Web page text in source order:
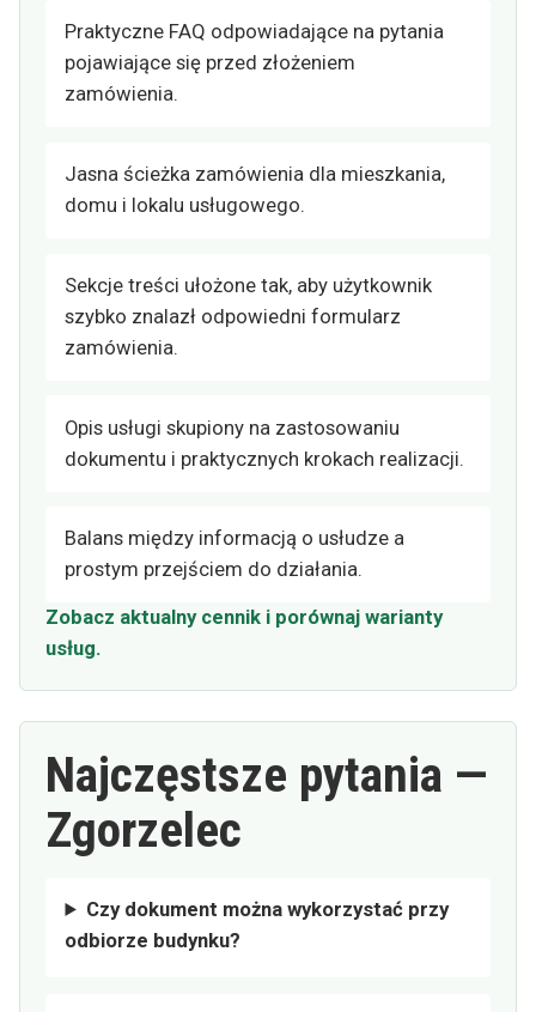
Praktyczne FAQ odpowiadające na pytania
pojawiające się przed złożeniem
zamówienia.
Jasna ścieżka zamówienia dla mieszkania,
domu i lokalu usługowego.
Sekcje treści ułożone tak, aby użytkownik
szybko znalazł odpowiedni formularz
zamówienia.
Opis usługi skupiony na zastosowaniu
dokumentu i praktycznych krokach realizacji.
Balans między informacją o usłudze a
prostym przejściem do działania.
Zobacz aktualny cennik i porównaj warianty
usług.
Najczęstsze pytania —
Zgorzelec
Czy dokument można wykorzystać przy
odbiorze budynku?